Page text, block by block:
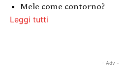
Mele come contorno?
Leggi tutti
- Adv -